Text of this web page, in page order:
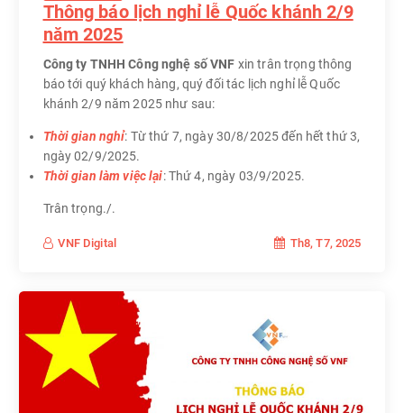
Thông báo lịch nghỉ lễ Quốc khánh 2/9
năm 2025
Công ty TNHH Công nghệ số VNF xin trân trọng thông
báo tới quý khách hàng, quý đối tác lịch nghỉ lễ Quốc
khánh 2/9 năm 2025 như sau:
Thời gian nghỉ: Từ thứ 7, ngày 30/8/2025 đến hết thứ 3,
ngày 02/9/2025.
Thời gian làm việc lại: Thứ 4, ngày 03/9/2025.
Trân trọng./.
VNF Digital Th8, T7, 2025